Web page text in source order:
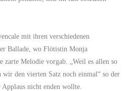
mit ihren verschiedenen
Ballade, wo Flötistin Monja
zarte Melodie vorgab. „Weil es allen so
wir den vierten Satz noch einmal“ so der
nicht enden wollte.